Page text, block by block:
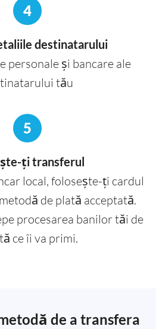
4
destinatarului
personale și bancare ale
tău
5
ți transferul
local, folosește-ți cardul
de plată acceptată.
procesarea banilor tăi de
ce îi va primi.
de a transfera